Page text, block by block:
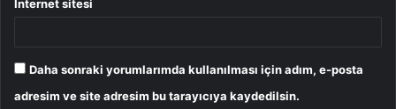
İnternet sitesi
Daha sonraki yorumlarımda kullanılması için adım, e-posta
adresim ve site adresim bu tarayıcıya kaydedilsin.